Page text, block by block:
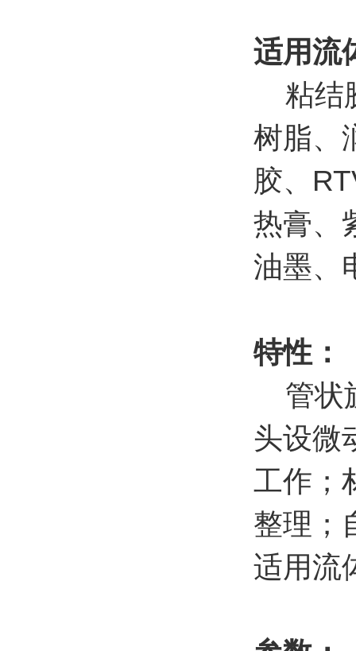
适用流
粘结
树脂、
胶、
热膏、
油墨、
特性：
管状
头设微
工作；
整理；
适用流